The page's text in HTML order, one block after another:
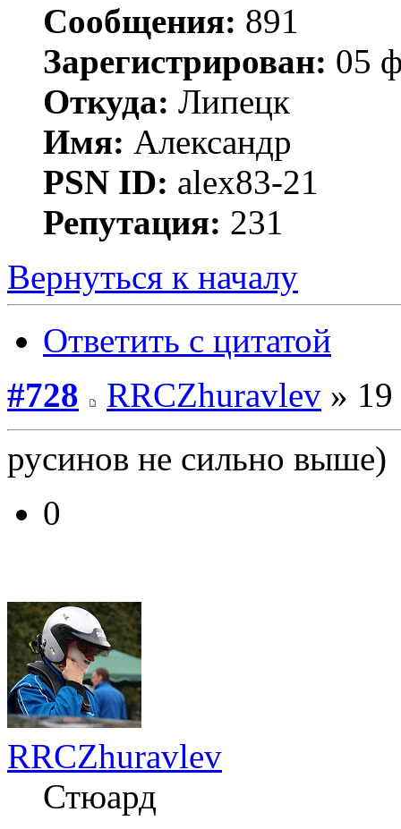
Сообщения: 891
Зарегистрирован: 05
Откуда: Липецк
Имя: Александр
PSN ID: alex83-21
Репутация: 231
Вернуться к началу
Ответить с цитатой
#728
RRCZhuravlev »
русинов не сильно выше)
0
RRCZhuravlev
Стюард